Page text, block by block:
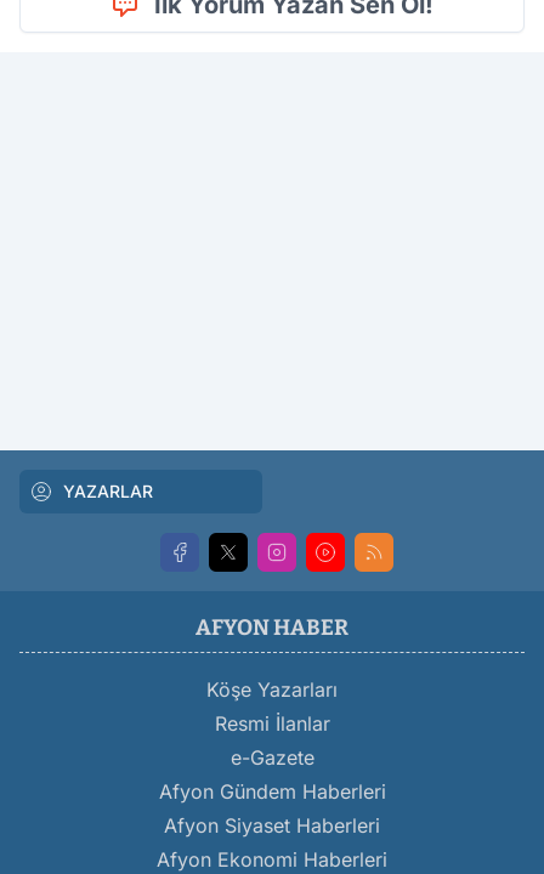
YAZARLAR
AFYON HABER
Köşe Yazarları
Resmi İlanlar
e-Gazete
Afyon Gündem Haberleri
Afyon Siyaset Haberleri
Afyon Ekonomi Haberleri